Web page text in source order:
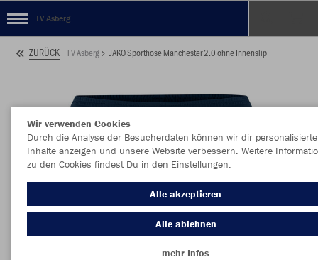
TV Asberg
ZURÜCK TV Asberg JAKO Sporthose Manchester 2.0 ohne Innenslip
Wir verwenden Cookies
Durch die Analyse der Besucherdaten können wir dir personalisierte
Inhalte anzeigen und unsere Website verbessern. Weitere
zu den Cookies findest Du in den Einstellungen.
Alle akzeptieren
Alle ablehnen
mehr Infos